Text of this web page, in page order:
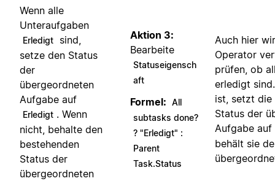
Wenn alle
Unteraufgaben
Erledigt
sind,
setze den Status
der
übergeordneten
Aufgabe auf
Erledigt . Wenn
nicht, behalte den
bestehenden
Status der
übergeordneten
Aktion 3:
Bearbeite
Statuseigensch
aft
Formel: All
subtasks done?
? "Erledigt" :
Parent
Task.Status
Auch hier
Operator
prüfen, ob
erledigt
ist, setzt die
Status der
Aufgabe auf
behält sie